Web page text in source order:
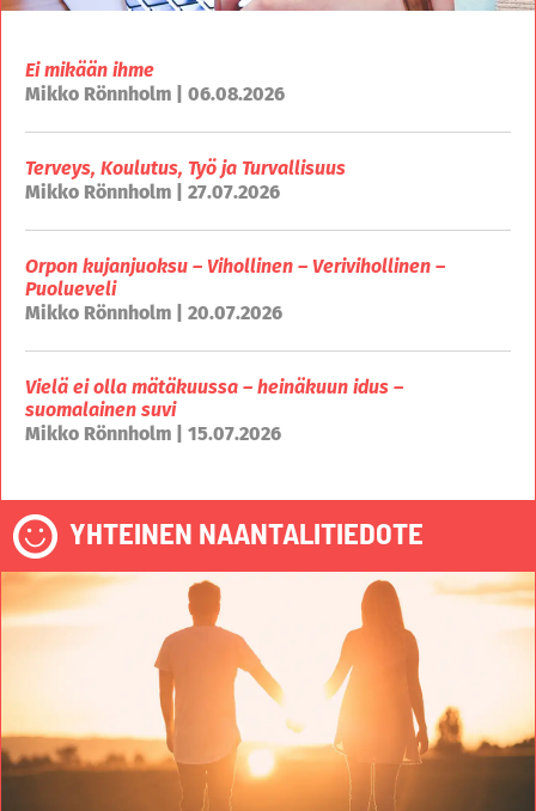
Ei mikään ihme
Mikko Rönnholm | 06.08.2026
Terveys, Koulutus, Työ ja Turvallisuus
Mikko Rönnholm | 27.07.2026
Orpon kujanjuoksu – Vihollinen – Verivihollinen –
Puolueveli
Mikko Rönnholm | 20.07.2026
Vielä ei olla mätäkuussa – heinäkuun idus –
suomalainen suvi
Mikko Rönnholm | 15.07.2026
YHTEINEN NAANTALITIEDOTE